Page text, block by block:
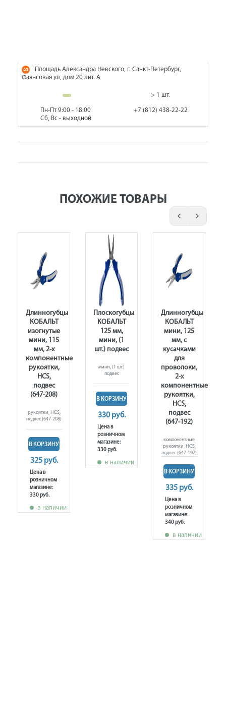
Площадь Александра Невского, г. Санкт-Петербург,
Фаянсовая ул, дом 20 лит. А
> 1 шт.
Пн-Пт 9:00 - 18:00
Сб, Вс - выходной
+7 (812) 438-22-22
ПОХОЖИЕ ТОВАРЫ
Длинногубцы
КОБАЛЬТ
изогнутые
мини, 115
мм, 2-х
компонентные
рукоятки,
HCS,
подвес
(647-208)
рукоятки, HCS,
подвес (647-208)
В КОРЗИНУ
325 руб.
Цена в
розничном
магазине:
330 руб.
в наличии
Плоскогубцы
КОБАЛЬТ
125 мм,
мини, (1
шт.) подвес
мини, (1 шт.)
подвес
В КОРЗИНУ
330 руб.
Цена в
розничном
магазине:
330 руб.
в наличии
Длинногубцы
КОБАЛЬТ
мини, 125
мм, с
кусачками
для
проволоки,
2-х
компонентные
рукоятки,
HCS,
подвес
(647-192)
компонентные
рукоятки, HCS,
подвес (647-192)
В КОРЗИНУ
335 руб.
Цена в
розничном
магазине:
340 руб.
в наличии